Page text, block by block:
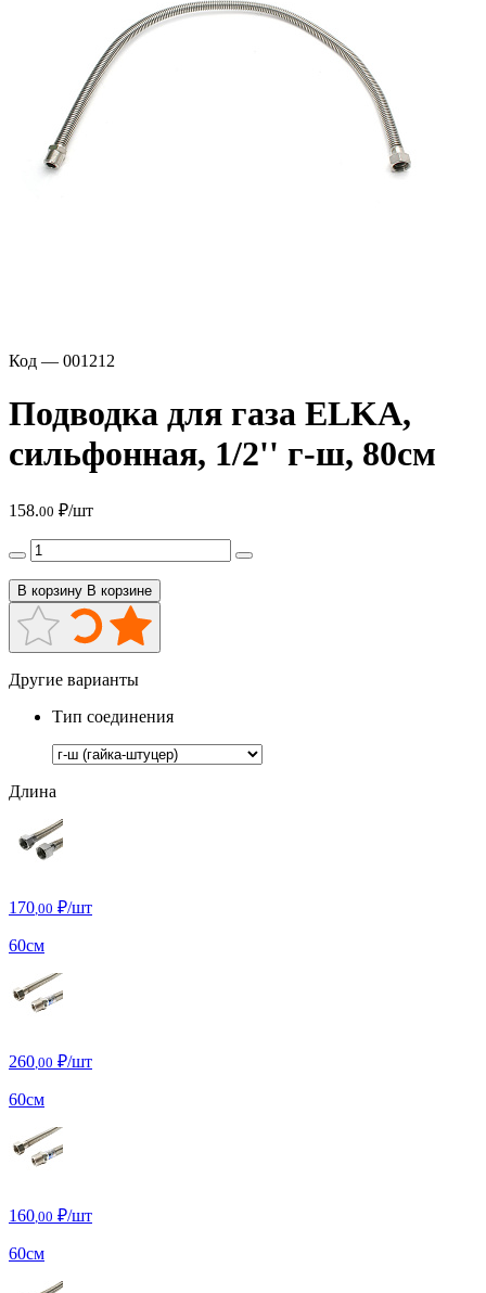
Код — 001212
Подводка для газа ELKA,
сильфонная, 1/2'' г-ш, 80см
158.00 ₽/шт
В корзину В корзине
Другие варианты
Тип соединения
Длина
170 ,00 ₽/шт
60см
260 ,00 ₽/шт
60см
160 ,00 ₽/шт
60см